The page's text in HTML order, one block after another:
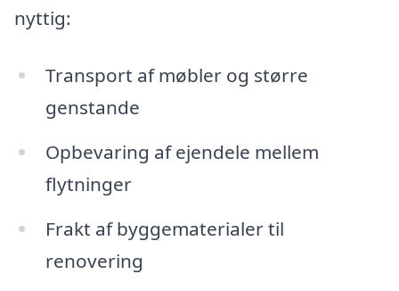
nyttig:
Transport af møbler og større
genstande
Opbevaring af ejendele mellem
flytninger
Frakt af byggematerialer til
renovering